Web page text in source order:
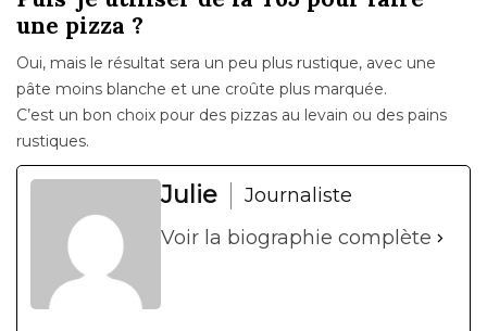
une pizza ?
Oui, mais le résultat sera un peu plus rustique, avec une
pâte moins blanche et une croûte plus marquée.
C’est un bon choix pour des pizzas au levain ou des pains
rustiques.
Julie
Journaliste
Voir la biographie complète